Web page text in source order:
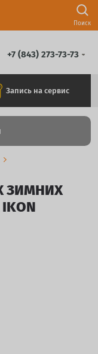
Поиск
+7 (843) 273-73-73
Запись на сервис
ЗИМНИХ